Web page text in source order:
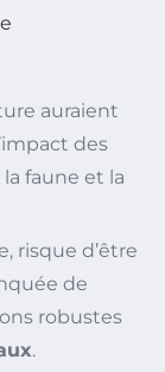
auraient
des
faune et la
risque d’être
de
robustes
.